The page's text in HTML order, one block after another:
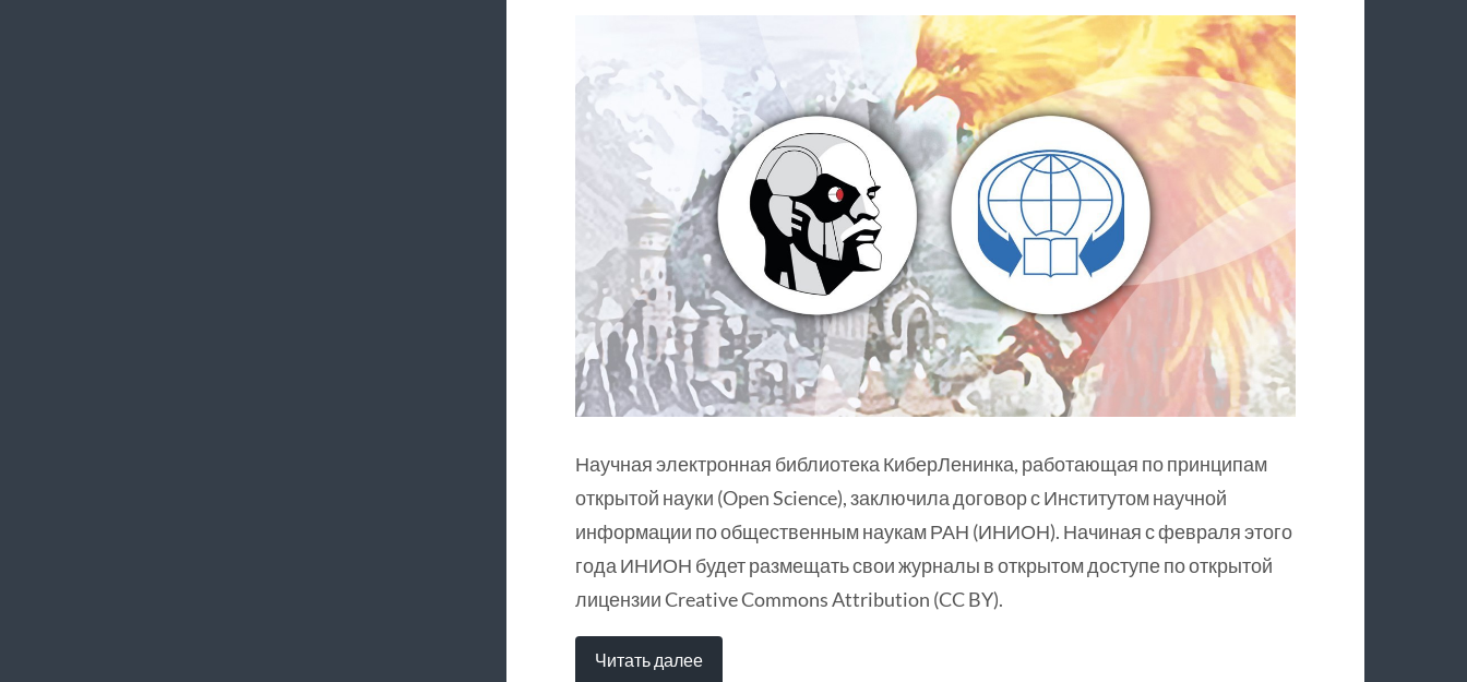
Научная электронная библиотека КиберЛенинка, работающая по принципам
открытой науки (Open Science), заключила договор с Институтом научной
информации по общественным наукам РАН (ИНИОН). Начиная с февраля этого
года ИНИОН будет размещать свои журналы в открытом доступе по открытой
лицензии Creative Commons Attribution (CC BY).
Читать далее